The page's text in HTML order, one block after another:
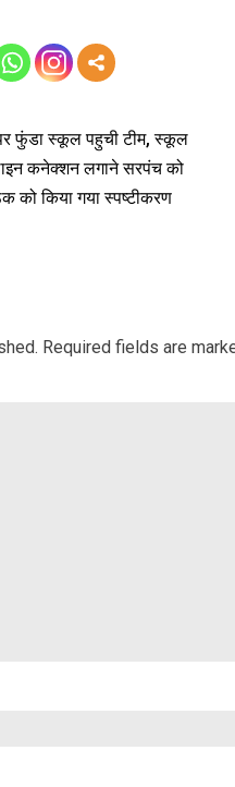
फुंडा स्कूल पहुची टीम, स्कूल
कनेक्शन लगाने सरपंच को
को किया गया स्पष्टीकरण
Required fields are